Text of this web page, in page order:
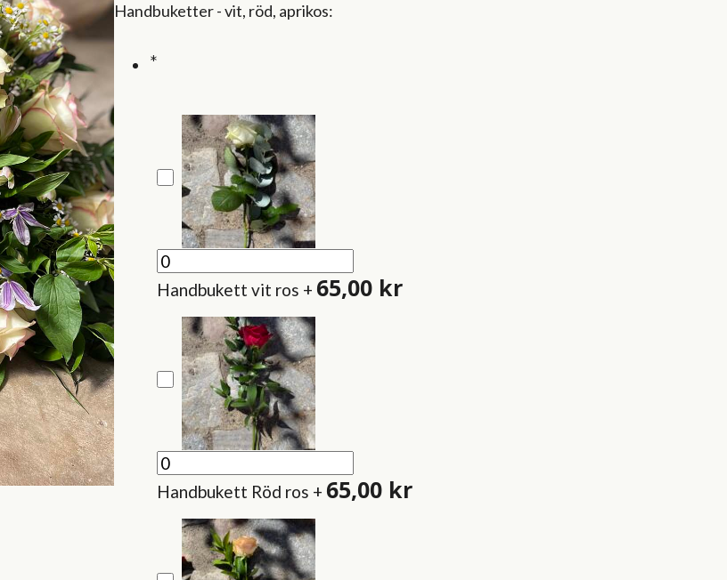
Handbuketter - vit, röd, aprikos:
*
Handbukett vit ros + 65,00 kr
Handbukett Röd ros + 65,00 kr